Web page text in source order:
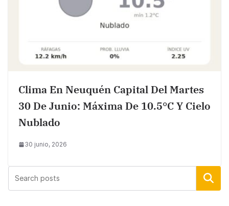
Clima En Neuquén Capital Del Martes
30 De Junio: Máxima De 10.5°C Y Cielo
Nublado
30 junio, 2026
Buscar